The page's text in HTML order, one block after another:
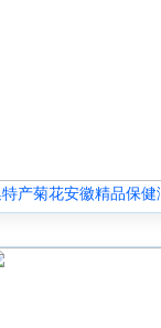
产菊花安徽精品保健